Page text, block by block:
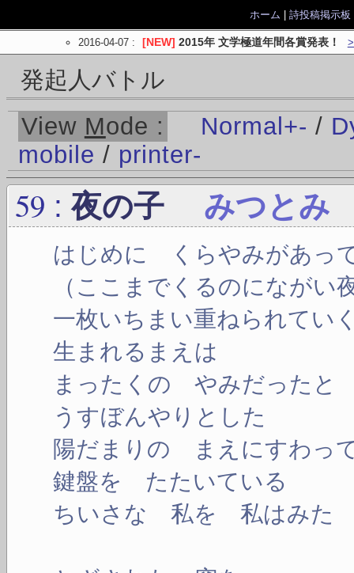
ホーム 詩投稿掲示板
2016-04-07: [NEW] 2015年 文学極道年間各賞発表！
発起人バトル
View Mode : Normal +- /
mobile / printer-
59 : 夜の子 みつとみ
はじめに くらやみがあっ
（ここまでくるのにながい
一枚いちまい重ねられてい
生まれるまえは
まったくの やみだったと
うすぼんやりとした
陽だまりの まえにすわっ
鍵盤を たたいている
ちいさな 私を 私はみ